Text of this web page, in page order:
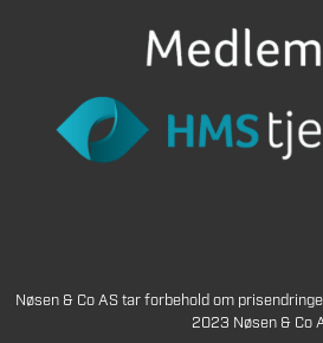
Nøsen & Co AS tar forbehold om
2023 Nøsen & Co